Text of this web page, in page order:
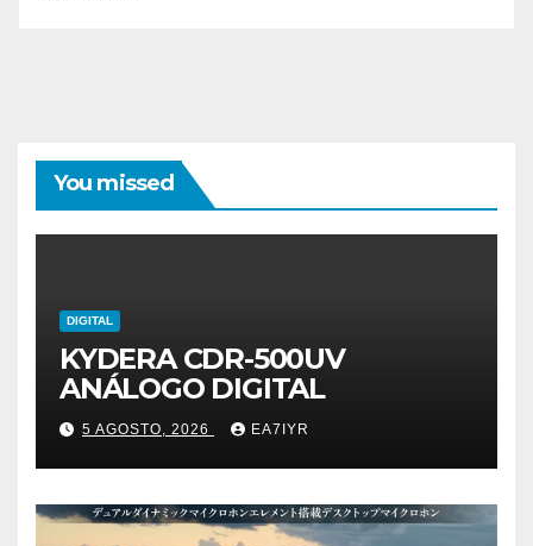
You missed
DIGITAL
KYDERA CDR-500UV
ANÁLOGO DIGITAL
5 AGOSTO, 2026 EA7IYR